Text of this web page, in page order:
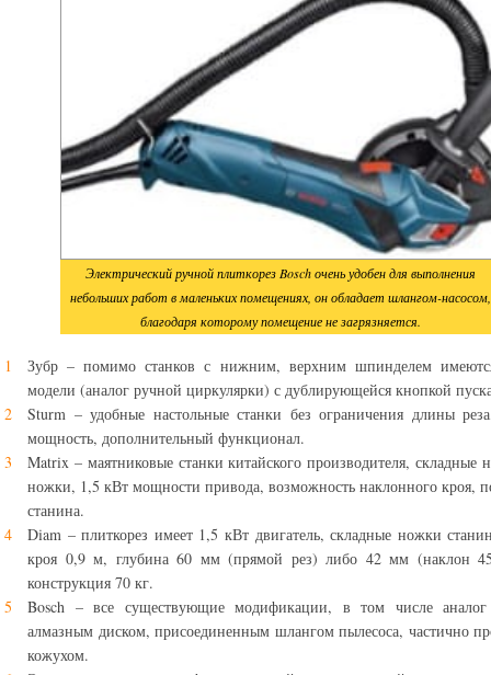
Электрический ручной плиткорез Bosch очень удобен для выполнения
небольших работ в маленьких помещениях, он обладает шлангом-насосом,
благодаря которому помещение не загрязняется.
Зубр – помимо станков с нижним, верхним шпинделем
модели (аналог ручной циркулярки) с дублирующейся кнопкой
Sturm – удобные настольные станки без ограничения длины
мощность, дополнительный функционал.
Matrix – маятниковые станки китайского производителя, складные
ножки, 1,5 кВт мощности привода, возможность наклонного кроя,
станина.
Diam – плиткорез имеет 1,5 кВт двигатель, складные ножки
кроя 0,9 м, глубина 60 мм (прямой рез) либо 42 мм (наклон
конструкция 70 кг.
Bosch – все существующие модификации, в том числе
алмазным диском, присоединенным шлангом пылесоса, частично
кожухом.